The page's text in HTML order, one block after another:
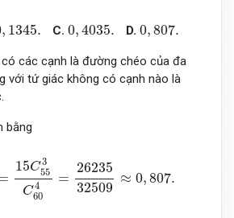
, 1345.
1345. C. 0,4035.
0 4035. D. 0,807.
0 807.
các cạnh là đường chéo của đa
với tứ giác không có cạnh nào là
bằng
15C3
55
C4
60
=
26235
32509
≈ 0,807.
−14C